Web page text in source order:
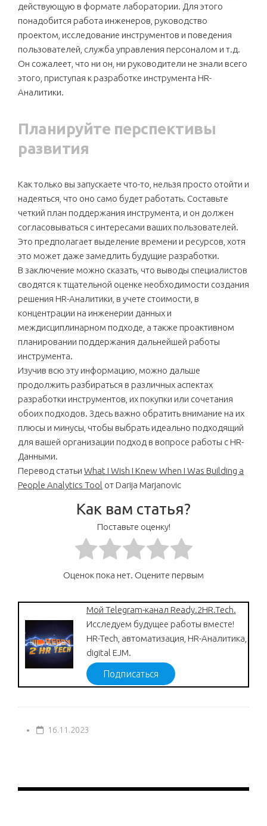
действующую в формате лаборатории. Для этого
понадобится работа инженеров, руководство
проектом, исследование инструментов и поведения
пользователей, служба управления персоналом и т.д.
Он сожалеет, что ни он, ни руководители не знали всего
этого, приступая к разработке инструмента HR-
Аналитики.
Планируйте перспективы
развития
Как только вы запускаете что-то, нельзя просто отойти и
надеяться, что оно само будет работать. Составьте
четкий план поддержания инструмента, и он должен
согласовываться с интересами ваших пользователей.
Это предполагает выделение времени и ресурсов, хотя
это может даже замедлить будущие разработки.
В заключение можно сказать, что выводы специалистов
сводятся к тщательной оценке необходимости создания
решения HR-Аналитики, в учете стоимости, в
концентрации на инженерии данных и
междисциплинарном подходе, а также проактивном
планировании поддержания дальнейшей работы
инструмента.
Изучив всю эту информацию, можно дальше
продолжить разбираться в различных аспектах
разработки инструментов, их покупки или сочетания
обоих подходов. Здесь важно обратить внимание на их
плюсы и минусы, чтобы выбрать идеально подходящий
для вашей организации подход в вопросе работы с HR-
Данными.
Перевод статьи What I Wish I Knew When I Was Building a
People Analytics Tool от Darija Marjanovic
Как вам статья?
Поставьте оценку!
Оценок пока нет. Оцените первым
Мой Telegram-канал Ready.2HR.Tech.
Исследуем будущее работы вместе!
HR-Tech, автоматизация, HR-Аналитика,
digital EJM.
Подписаться
16.11.2023